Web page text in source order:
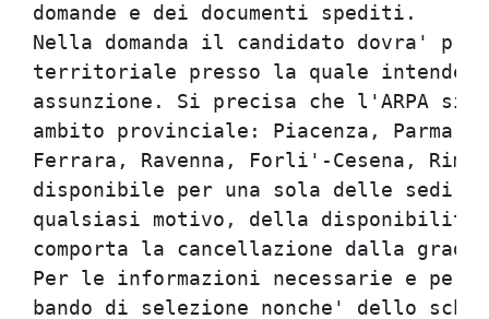
domande e dei
Nella domanda il candidato
territoriale presso la quale
assunzione. Si precisa che
ambito provinciale: Piacenza,
Ferrara, Ravenna, Forli'-
disponibile per una sola
qualsiasi motivo, della
comporta la
Per le informazioni
bando di selezione nonche'